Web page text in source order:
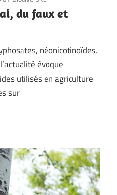
du faux et
néonicotinoïdes,
évoque
utilisés en agriculture
sur